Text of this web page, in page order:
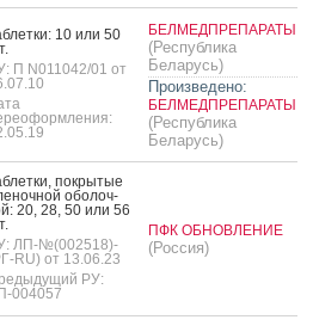
10 или 50
П N011042/01 от
БЕЛМЕДПРЕПАРАТЫ
(Республика
Беларусь)
Произведено:
БЕЛМЕДПРЕПАРАТЫ
(Республика
Беларусь)
пок­ры­тые
обо­лоч­
20, 28, 50 или 56
ЛП-№(002518)-
RU) от 13.06.23
РУ:
004057
ПФК ОБНОВЛЕНИЕ
(Россия)